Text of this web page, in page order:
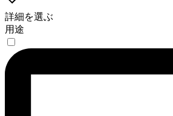
詳細を選ぶ
用途